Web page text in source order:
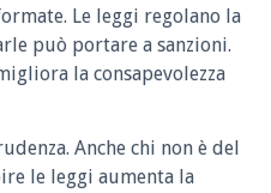
Le leggi regolano la
può portare a sanzioni.
la consapevolezza
Anche chi non è del
le leggi aumenta la